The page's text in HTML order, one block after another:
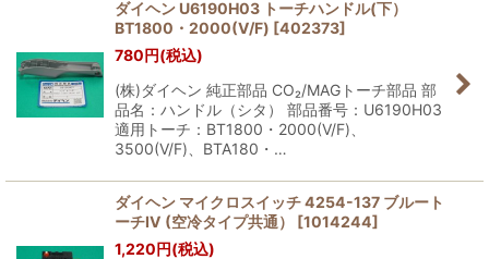
ダイヘン U6190H03 トーチハンドル(下）
BT1800・2000(V/F) [402373]
780円(税込)
(株)ダイヘン 純正部品 CO₂/MAGトーチ部品 部
品名：ハンドル（シタ） 部品番号：U6190H03
適用トーチ：BT1800・2000(V/F)、
3500(V/F)、BTA180・…
ダイヘン マイクロスイッチ 4254-137 ブルート
ーチIV (空冷タイプ共通）
[1014244]
1,220円(税込)